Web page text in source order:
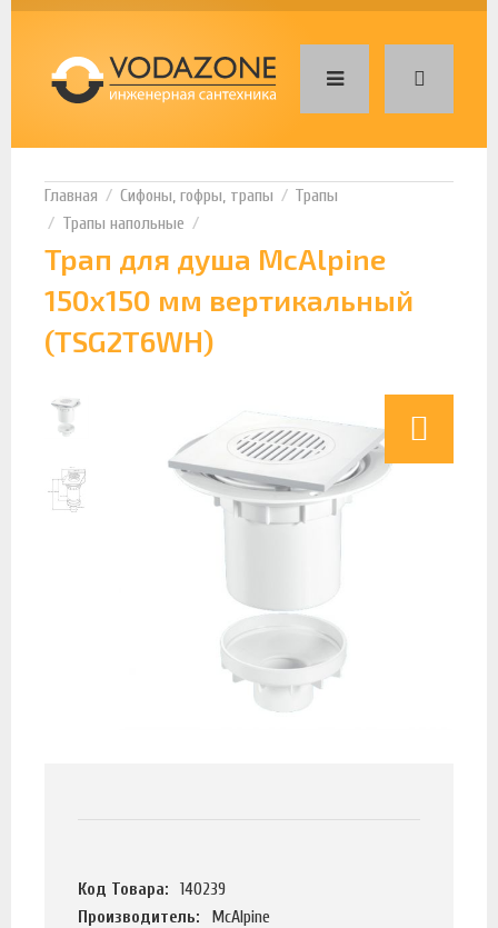
Сифоны, гофры, трапы
Трапы
Трапы напольные
Трап для душа McAlpine
150х150 мм вертикальный
(TSG2T6WH)
Код Товара:
140239
Производитель:
McAlpine